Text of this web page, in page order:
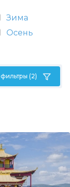
Зима
Осень
(2)